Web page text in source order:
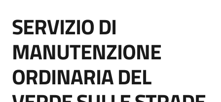
e
strumenti
acquisto
Supporto
Salta al contenuto
SERVIZIO DI
MANUTENZIONE
ORDINARIA DEL